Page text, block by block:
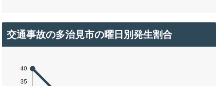
交通事故の多治見市の曜日別発生割合